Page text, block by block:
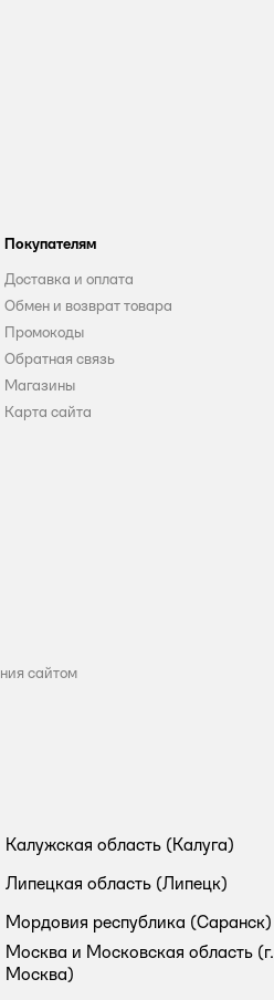
Покупателям
Доставка и оплата
Обмен и возврат товара
Промокоды
Обратная связь
Магазины
Карта сайта
сайтом
Калужская область (Калуга)
Липецкая область (Липецк)
Мордовия республика (Саранск)
Москва и Московская область (г.
Москва)